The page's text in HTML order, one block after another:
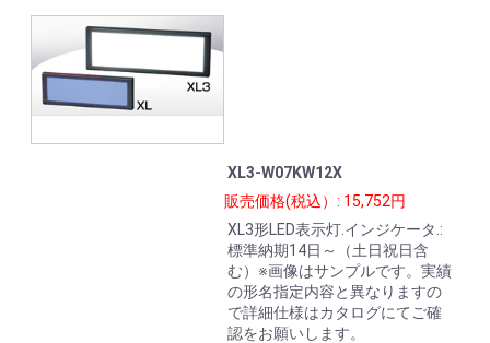
XL3-W07KW12X
販売価格(税込）: 15,752円
XL3形LED表示灯.インジケータ.:
標準納期14日～（土日祝日含
む）※画像はサンプルです。実績
の形名指定内容と異なりますの
で詳細仕様はカタログにてご確
認をお願いします。